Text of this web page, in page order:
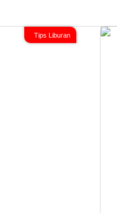
Tips Liburan